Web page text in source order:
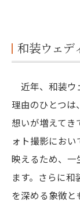
和装ウェデ
近年、和装ウ
理由のひとつは
想いが増えてき
ォト撮影にお
映えるため、一
ます。さらに
を深める象徴と